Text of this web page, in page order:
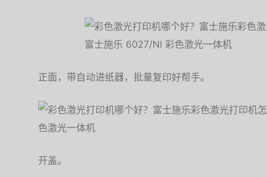
正面，带自动进纸器，批量复印好帮手。
开盖。